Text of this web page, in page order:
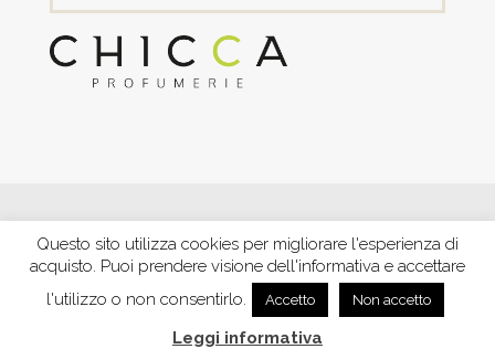
C.F. PLVNPT51B44G157J P. IVA IT00426970422 |PRIVACY
Ecommerce by XBRAIN-Trasparenza aiuti e contributi
riconosciuti nel 2020
Questo sito utilizza cookies per migliorare l'esperienza di
acquisto. Puoi prendere visione dell'informativa e accettare
l'utilizzo o non consentirlo.
Accetto Non accetto
Leggi informativa